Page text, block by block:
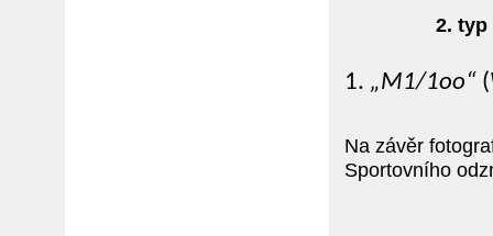
2. typ
1. „M1/1oo“ (
Na závěr
Sportovního